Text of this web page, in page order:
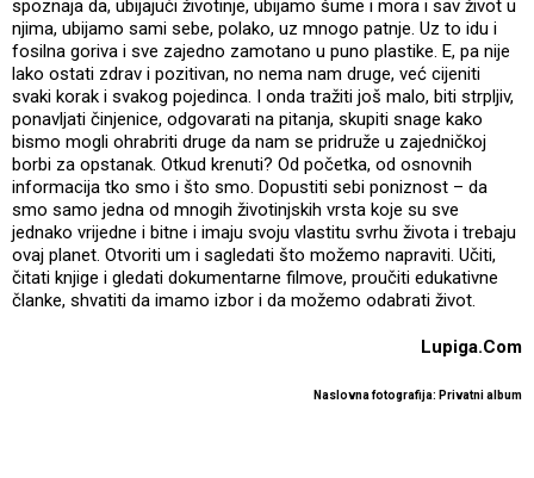
spoznaja da, ubijajući životinje, ubijamo šume i mora i sav život u
njima, ubijamo sami sebe, polako, uz mnogo patnje. Uz to idu i
fosilna goriva i sve zajedno zamotano u puno plastike. E, pa nije
lako ostati zdrav i pozitivan, no nema nam druge, već cijeniti
svaki korak i svakog pojedinca. I onda tražiti još malo, biti strpljiv,
ponavljati činjenice, odgovarati na pitanja, skupiti snage kako
bismo mogli ohrabriti druge da nam se pridruže u zajedničkoj
borbi za opstanak. Otkud krenuti? Od početka, od osnovnih
informacija tko smo i što smo. Dopustiti sebi poniznost – da
smo samo jedna od mnogih životinjskih vrsta koje su sve
jednako vrijedne i bitne i imaju svoju vlastitu svrhu života i trebaju
ovaj planet. Otvoriti um i sagledati što možemo napraviti. Učiti,
čitati knjige i gledati dokumentarne filmove, proučiti edukativne
članke, shvatiti da imamo izbor i da možemo odabrati život.
Lupiga.Com
Naslovna fotografija: Privatni album